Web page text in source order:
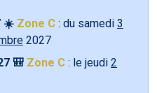
☀️ Zone C : du samedi 3
2027
🎒 Zone C : le jeudi 2